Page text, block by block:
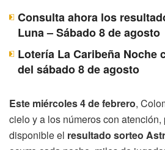
Consulta ahora los
Luna – Sábado 8 de agosto
Lotería La Caribeña Noche
del sábado 8 de agosto
Este miércoles 4 de febrero,
cielo y a los números con atención,
disponible el resultado sorteo